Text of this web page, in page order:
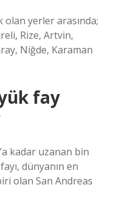
yerler arasında;
Rize, Artvin,
Niğde, Karaman
fay
kadar uzanan bin
dünyanın en
olan San Andreas